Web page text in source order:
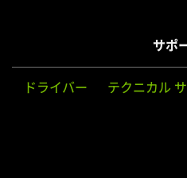
サポ
ドライバー テクニカル